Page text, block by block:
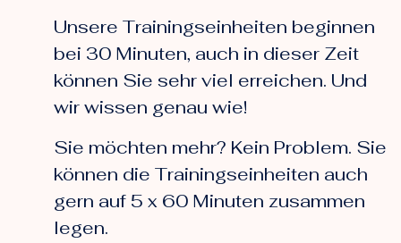
Unsere Trainingseinheiten beginnen
bei 30 Minuten, auch in dieser Zeit
können Sie sehr viel erreichen. Und
wir wissen genau wie!
Sie möchten mehr? Kein Problem. Sie
können die Trainingseinheiten auch
gern auf 5 x 60 Minuten zusammen
legen.